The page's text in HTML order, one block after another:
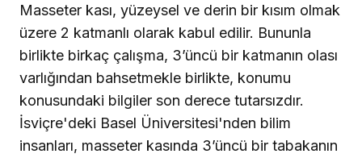
Masseter kası, yüzeysel ve derin bir kısım olmak
üzere 2 katmanlı olarak kabul edilir. Bununla
birlikte birkaç çalışma, 3’üncü bir katmanın olası
varlığından bahsetmekle birlikte, konumu
konusundaki bilgiler son derece tutarsızdır.
İsviçre'deki Basel Üniversitesi'nden bilim
insanları, masseter kasında 3’üncü bir tabakanın